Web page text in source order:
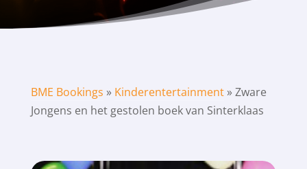
BME Bookings » Kinderentertainment»Zware
Jongens en het gestolen boek van Sinterklaas